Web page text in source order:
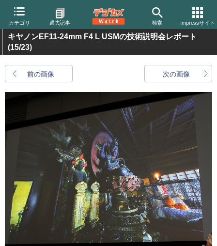
カテゴリ 過去記事 検索 Impressサイト
キヤノンEF11-24mm F4 L USMの技術説明会レポート
(15/23)
前の画像 次の画像